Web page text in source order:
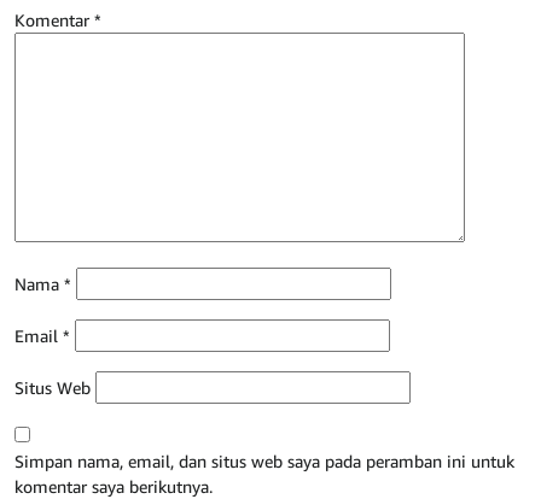
Komentar *
Nama *
Email *
Situs Web
Simpan nama, email, dan situs web saya pada peramban ini untuk
komentar saya berikutnya.